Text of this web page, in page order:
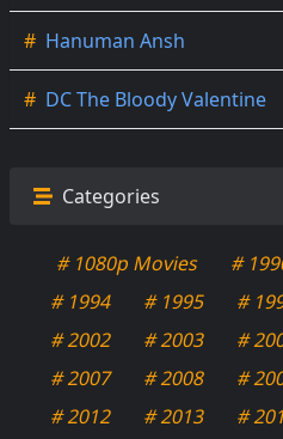
# Hanuman Ansh
# DC The Bloody Valentine
Categories
# 1080p Movies #
# 1994
# 1995 #
# 2002
# 2003 #
# 2007
# 2008 #
# 2012
# 2013 #